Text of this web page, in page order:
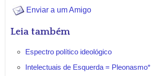
Enviar a um Amigo
Leia também
Espectro político ideológico
Intelectuais de Esquerda = Pleonasmo*